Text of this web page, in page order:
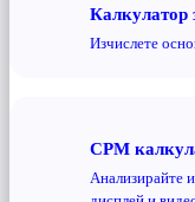
Калкулатор
Изчислете
CPM
Анализирайте